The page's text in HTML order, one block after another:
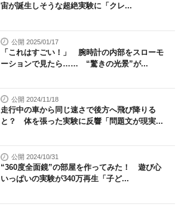
宙が誕生しそうな超絶実験に「クレ...
公開 2025/01/17
「これはすごい！」 腕時計の内部をスローモ
ーションで見たら…… “驚きの光景”が...
公開 2024/11/18
走行中の車から同じ速さで後方へ飛び降りる
と？ 体を張った実験に反響「問題文が現実...
公開 2024/10/31
“360度全面鏡”の部屋を作ってみた！ 遊び心
いっぱいの実験が340万再生「子ど...